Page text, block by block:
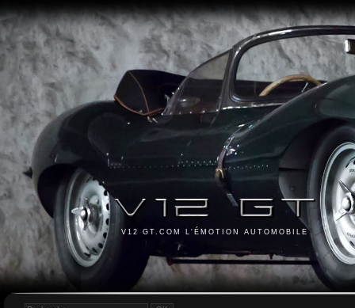
V12 GT.COM L'ÉMOTION AUTOMOBILE